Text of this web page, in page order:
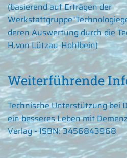
(basierend auf Erträgen der
deren Auswertung durch die
H.von Lützau-Hohlbein)
Weiterführende
Technische Unterstützung bei
ein besseres Leben mit
Verlag - ISBN: 3456843968